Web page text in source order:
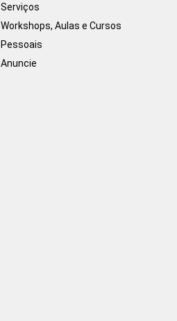
Serviços
Workshops, Aulas e Cursos
Pessoais
Anuncie